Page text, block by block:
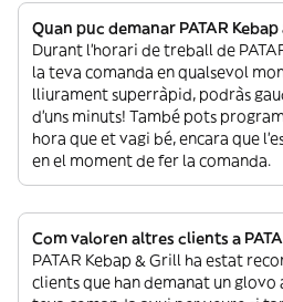
Quan puc demanar PATAR
Durant l’horari de treball de
la teva comanda en qualsevol
lliurament superràpid, podràs
d’uns minuts! També pots
hora que et vagi bé, encara que
en el moment de fer la comanda.
Com valoren altres clients a
PATAR Kebap & Grill ha estat
clients que han demanat un glovo